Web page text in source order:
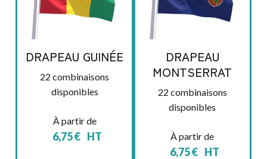
DRAPEAU GUINÉE
22 combinaisons
disponibles
À partir de
6,75€ HT
DRAPEAU
MONTSERRAT
22 combinaisons
disponibles
À partir de
6,75€ HT